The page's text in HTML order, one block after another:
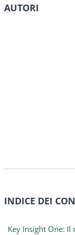
AUTORI
INDICE DEI
Key Insight One: